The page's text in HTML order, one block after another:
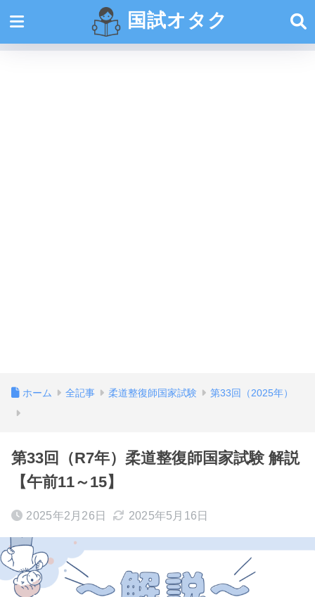
国試オタク
ホーム 全記事 柔道整復師国家試験 第33回（2025年）
第33回（R7年）柔道整復師国家試験 解説
【午前11～15】
2025年2月26日 2025年5月16日